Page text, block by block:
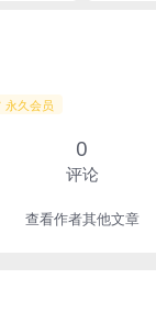
永久会员
0
评论
查看作者其他文章